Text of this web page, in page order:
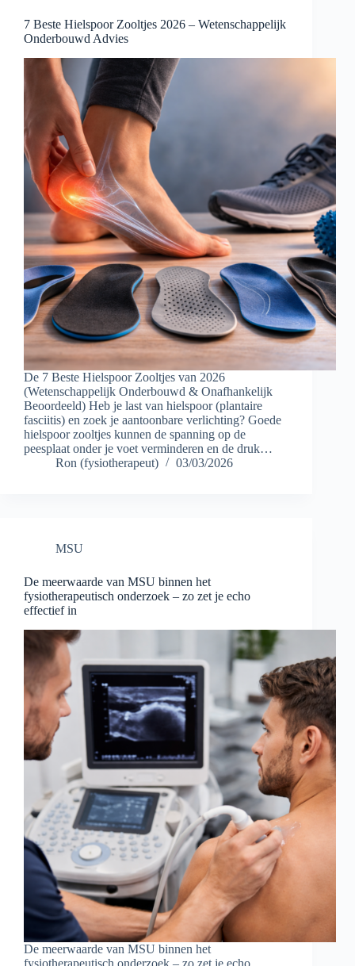
7 Beste Hielspoor Zooltjes 2026 – Wetenschappelijk
Onderbouwd Advies
De 7 Beste Hielspoor Zooltjes van 2026
(Wetenschappelijk Onderbouwd & Onafhankelijk
Beoordeeld) Heb je last van hielspoor (plantaire
fasciitis) en zoek je aantoonbare verlichting? Goede
hielspoor zooltjes kunnen de spanning op de
peesplaat onder je voet verminderen en de druk…
Ron (fysiotherapeut)
03/03/2026
MSU
De meerwaarde van MSU binnen het
fysiotherapeutisch onderzoek – zo zet je echo
effectief in
De meerwaarde van MSU binnen het